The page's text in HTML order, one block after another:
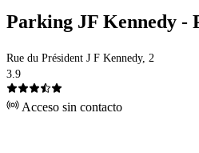
Parking JF Kennedy -
Rue du Président J F Kennedy, 2
3.9
Acceso sin contacto